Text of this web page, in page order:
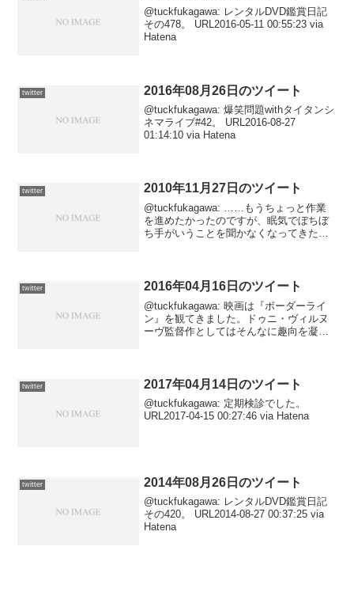
@tuckfukagawa: レンタルDVD鑑賞日記
その478。 URL2016-05-11 00:55:23 via
Hatena
twitter 2016年08月26日のツイート
@tuckfukagawa: 爆笑問題withタイタンシ
ネマライブ#42。 URL2016-08-27
01:14:10 via Hatena
twitter 2010年11月27日のツイート
@tuckfukagawa: ……もうちょっと作業
を進めたかったのですが、眠気でぼちぼ
ち手がいうことを聞かなくなってきたの
twitter 2016年04月16日のツイート
@tuckfukagawa: 映画は『ボーダーライ
ン』を観てきました。ドゥニ・ヴィルヌ
ーヴ監督作としてはそんなに趣向を凝ら
ング。個人...
twitter 2017年04月14日のツイート
@tuckfukagawa: 定期検診でした。
URL2017-04-15 00:27:46 via Hatena
twitter 2014年08月26日のツイート
@tuckfukagawa: レンタルDVD鑑賞日記
その420。 URL2014-08-27 00:37:25 via
Hatena